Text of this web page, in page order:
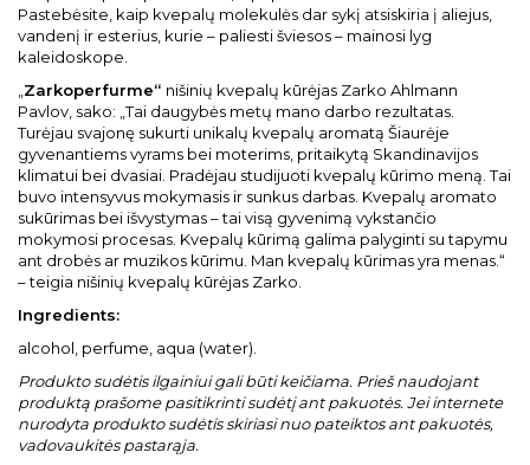
Pastebėsite, kaip kvepalų molekulės dar sykį atsiskiria į aliejus,
vandenį ir esterius, kurie – paliesti šviesos – mainosi lyg
kaleidoskope.
Zarkoperfurme“ nišinių kvepalų kūrėjas Zarko Ahlmann
Pavlov, sako: „Tai daugybės metų mano darbo rezultatas.
Turėjau svajonę sukurti unikalų kvepalų aromatą Šiaurėje
gyvenantiems vyrams bei moterims, pritaikytą Skandinavijos
klimatui bei dvasiai. Pradėjau studijuoti kvepalų kūrimo meną. Tai
buvo intensyvus mokymasis ir sunkus darbas. Kvepalų aromato
sukūrimas bei išvystymas – tai visą gyvenimą vykstančio
mokymosi procesas. Kvepalų kūrimą galima palyginti su tapymu
ant drobės ar muzikos kūrimu. Man kvepalų kūrimas yra menas.“
– teigia nišinių kvepalų kūrėjas Zarko.
Ingredients:
alcohol, perfume, aqua (water).
Produkto sudėtis ilgainiui gali būti keičiama. Prieš naudojant
produktą prašome pasitikrinti sudėtį ant pakuotės. Jei internete
nurodyta produkto sudėtis skiriasi nuo pateiktos ant pakuotės,
vadovaukitės pastarąja.